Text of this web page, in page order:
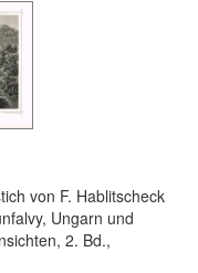
von F. Hablitscheck
Ungarn und
2. Bd.,